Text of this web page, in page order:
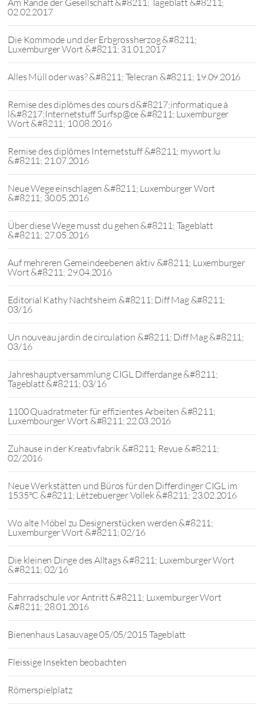
Am Rande der Gesellschaft &#8211; Tageblatt &#8211;
02.02.2017
Die Kommode und der Erbgrossherzog &#8211;
Luxemburger Wort &#8211; 31.01.2017
Alles Müll oder was? &#8211; Telecran &#8211; 19.09.2016
Remise des diplômes des cours d&#8217;informatique à
l&#8217;Internetstuff Surfsp@ce &#8211; Luxemburger
Wort &#8211; 10.08.2016
Remise des diplômes Internetstuff &#8211; mywort.lu
&#8211; 21.07.2016
Neue Wege einschlagen &#8211; Luxemburger Wort
&#8211; 30.05.2016
Über diese Wege musst du gehen &#8211; Tageblatt
&#8211; 27.05.2016
Auf mehreren Gemeindeebenen aktiv &#8211; Luxemburger
Wort &#8211; 29.04.2016
Editorial Kathy Nachtsheim &#8211; Diff Mag &#8211;
03/16
Un nouveau jardin de circulation &#8211; Diff Mag &#8211;
03/16
Jahreshauptversammlung CIGL Differdange &#8211;
Tageblatt &#8211; 03/16
1100 Quadratmeter für effizientes Arbeiten &#8211;
Luxembourger Wort &#8211; 22.03.2016
Zuhause in der Kreativfabrik &#8211; Revue &#8211;
02/2016
Neue Werkstätten und Büros für den Differdinger CIGL im
1535°C &#8211; Lëtzebuerger Vollek &#8211; 23.02.2016
Wo alte Möbel zu Designerstücken werden &#8211;
Luxemburger Wort &#8211; 02/16
Die kleinen Dinge des Alltags &#8211; Luxemburger Wort
&#8211; 02/16
Fahrradschule vor Antritt &#8211; Luxemburger Wort
&#8211; 28.01.2016
Bienenhaus Lasauvage 05/05/2015 Tageblatt
Fleissige Insekten beobachten
Römerspielplatz